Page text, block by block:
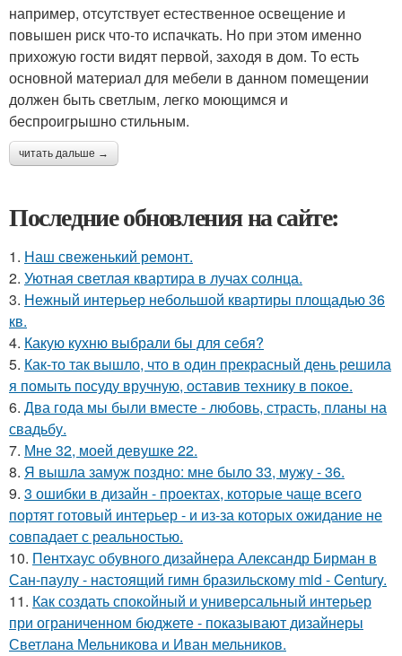
например, отсутствует естественное освещение и
повышен риск что-то испачкать. Но при этом именно
прихожую гости видят первой, заходя в дом. То есть
основной материал для мебели в данном помещении
должен быть светлым, легко моющимся и
беспроигрышно стильным.
читать дальше →
Последние обновления на сайте:
1. Наш свеженький ремонт.
2. Уютная светлая квартира в лучах солнца.
3. Нежный интерьер небольшой квартиры площадью 36
кв.
4. Какую кухню выбрали бы для себя?
5. Как-то так вышло, что в один прекрасный день решила
я помыть посуду вручную, оставив технику в покое.
6. Два года мы были вместе - любовь, страсть, планы на
свадьбу.
7. Мне 32, моей девушке 22.
8. Я вышла замуж поздно: мне было 33, мужу - 36.
9. 3 ошибки в дизайн - проектах, которые чаще всего
портят готовый интерьер - и из-за которых ожидание не
совпадает с реальностью.
10. Пентхаус обувного дизайнера Александр Бирман в
Сан-паулу - настоящий гимн бразильскому mid - Century.
11. Как создать спокойный и универсальный интерьер
при ограниченном бюджете - показывают дизайнеры
Светлана Мельникова и Иван мельников.